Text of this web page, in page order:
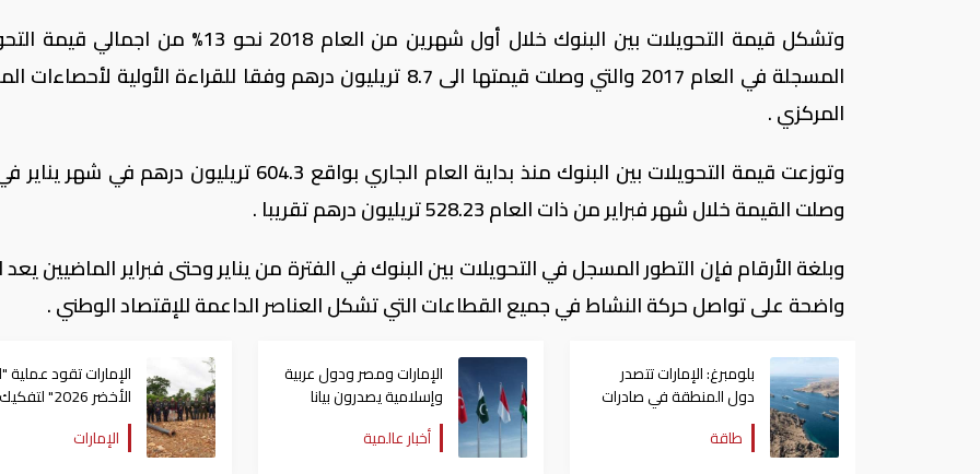
وتشكل قيمة التحويلات بين البنوك خلال أول شهرين من العام 2018 نحو 13% من
المسجلة في العام 2017 والتي وصلت قيمتها الى 8.7 تريليون درهم وفقا للقراءة الأولية
المركزي .
وتوزعت قيمة التحويلات بين البنوك منذ بداية العام الجاري بواقع 604.3 تريليون درهم
وصلت القيمة خلال شهر فبراير من ذات العام 528.23 تريليون درهم تقريبا .
وبلغة الأرقام فإن التطور المسجل في التحويلات بين البنوك في الفترة من يناير وحتى فبراير الماضيين يعد
واضحة على تواصل حركة النشاط في جميع القطاعات التي تشكل العناصر الداعمة للإقتصاد الوطني .
بلومبرغ: الإمارات تتصدر
دول المنطقة في صادرات
النفط عبر مضيق هرمز
طاقة
الإمارات ومصر ودول عربية
وإسلامية يصدرون بيانا
مشتركا بشأن الانتهاكات
الإسرائيلية في غزة
أخبار عالمية
الإمارات تقود عملية
الأخضر 2026" لتفكيك
شبكات الجريمة البيئية
حوض الأمازون
الإمارات